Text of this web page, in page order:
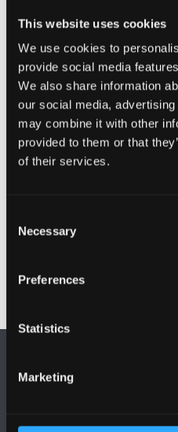
This website uses cookies
We use cookies to
provide social media
We also share information
our social media,
may combine it with other
provided to them or that
of their services.
Selection
Necessary
Preferences
Statistics
Marketing
Galwedigaethol eich
phroblem iechyd, sy'n
gwaith. Bydd Iechyd
wybodaeth sydd ei
ei flaen mewn ffordd deg.
Ffurflen Gyfeirio
Canllawiau cyfeirio
Arolwg Rheolwyr